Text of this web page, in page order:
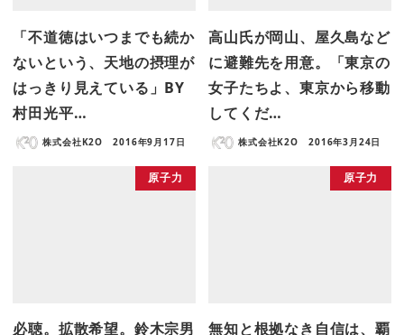
「不道徳はいつまでも続か
ないという、天地の摂理が
はっきり見えている」BY
村田光平…
株式会社K2O 2016年9月17日
高山氏が岡山、屋久島など
に避難先を用意。「東京の
女子たちよ、東京から移動
してくだ…
株式会社K2O 2016年3月24日
原子力
必聴。拡散希望。鈴木宗男
原子力
無知と根拠なき自信は、覇